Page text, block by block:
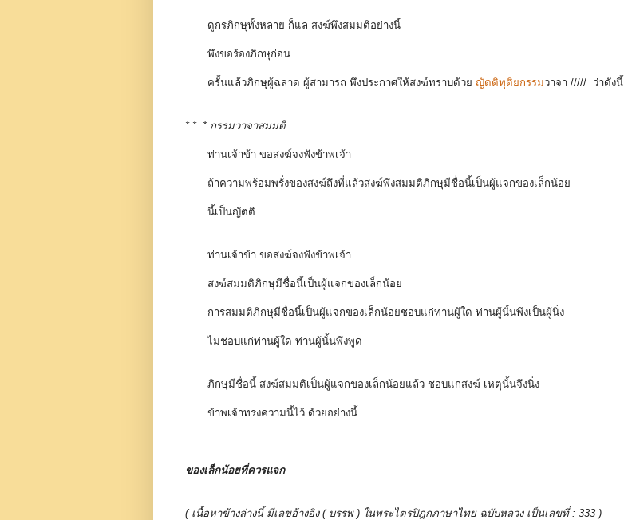
ดูกรภิกษุทั้งหลาย ก็แล สงฆ์พึงสมมติอย่างนี้
พึงขอร้องภิกษุก่อน
ครั้นแล้วภิกษุผู้ฉลาด ผู้สามารถ พึงประกาศให้สงฆ์ทราบด้วย ญัตติทุติยกรรมวาจา ///// ว่าดังนี้
* * * กรรมวาจาสมมติ
ท่านเจ้าข้า ขอสงฆ์จงฟังข้าพเจ้า
ถ้าความพร้อมพรั่งของสงฆ์ถึงที่แล้วสงฆ์พึงสมมติภิกษุมีชื่อนี้เป็นผู้แจกของเล็กน้อย
นี้เป็นญัตติ
ท่านเจ้าข้า ขอสงฆ์จงฟังข้าพเจ้า
สงฆ์สมมติภิกษุมีชื่อนี้เป็นผู้แจกของเล็กน้อย
การสมมติภิกษุมีชื่อนี้เป็นผู้แจกของเล็กน้อยชอบแก่ท่านผู้ใด ท่านผู้นั้นพึงเป็นผู้นิ่ง
ไม่ชอบแก่ท่านผู้ใด ท่านผู้นั้นพึงพูด
ภิกษุมีชื่อนี้ สงฆ์สมมติเป็นผู้แจกของเล็กน้อยแล้ว ชอบแก่สงฆ์ เหตุนั้นจึงนิ่ง
ข้าพเจ้าทรงความนี้ไว้ ด้วยอย่างนี้
ของเล็กน้อยที่ควรแจก
( เนื้อหาข้างล่างนี้ มีเลขอ้างอิง ( บรรพ ) ในพระไตรปิฎกภาษาไทย ฉบับหลวง เป็นเลขที่ : 333 )